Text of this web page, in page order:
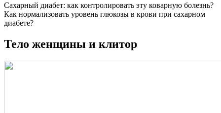
Сахарный диабет: как контролировать эту коварную болезнь?
Как нормализовать уровень глюкозы в крови при сахарном
диабете?
Тело женщины и клитор